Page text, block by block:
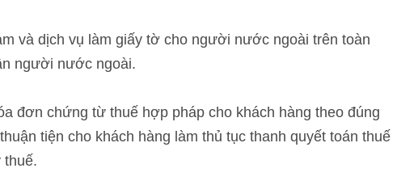
và dịch vụ làm giấy tờ cho người nước ngoài trên toàn
người nước ngoài.
đơn chứng từ thuế hợp pháp cho khách hàng theo đúng
tiện cho khách hàng làm thủ tục thanh quyết toán thuế
thuế.